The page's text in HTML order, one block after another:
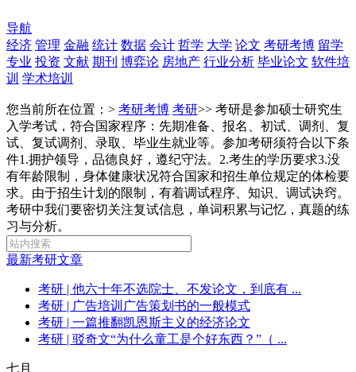
导航
经济 管理 金融 统计 数据 会计 哲学 大学 论文 考研考博 留学
专业 投资 文献 期刊 博弈论 房地产 行业分析 毕业论文 软件培
训 学术培训
您当前所在位置：> 考研考博 考研>> 考研是参加硕士研究生
入学考试，符合国家程序：先期准备、报名、初试、调剂、复
试、复试调剂、录取、毕业生就业等。参加考研须符合以下条
件1.拥护领导，品德良好，遵纪守法。2.考生的学历要求3.没
有年龄限制，身体健康状况符合国家和招生单位规定的体检要
求。由于招生计划的限制，有着调试程序、知识、调试诀窍。
考研中我们要密切关注复试信息，单词积累与记忆，真题的练
习与分析。
最新考研文章
考研 | 他六十年不选院士、不发论文，到底有 ...
考研 | 广告培训广告策划书的一般模式
考研 | 一篇推翻凯恩斯主义的经济论文
考研 | 驳奇文“为什么童工是个好东西？”（ ...
七月